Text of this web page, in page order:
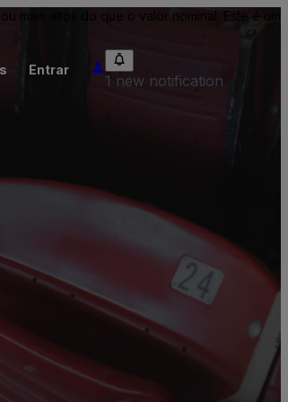
altos do que o valor nominal. Este é um
Entrar
1 new notification